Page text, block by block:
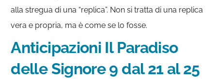
alla stregua di una “replica”. Non si tratta di una replica
vera e propria, ma è come se lo fosse.
Anticipazioni Il Paradiso
delle Signore 9 dal 21 al 25